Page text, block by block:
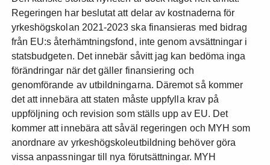
Regeringen har beslutat att delar av kostnaderna för
yrkeshögskolan 2021-2023 ska finansieras med bidrag
från EU:s återhämtningsfond, inte genom avsättningar i
statsbudgeten. Det innebär såvitt jag kan bedöma inga
förändringar när det gäller finansiering och
genomförande av utbildningarna. Däremot så kommer
det att innebära att staten måste uppfylla krav på
uppföljning och revision som ställs upp av EU. Det
kommer att innebära att såväl regeringen och MYH som
anordnare av yrkeshögskoleutbildning behöver göra
vissa anpassningar till nya förutsättningar. MYH